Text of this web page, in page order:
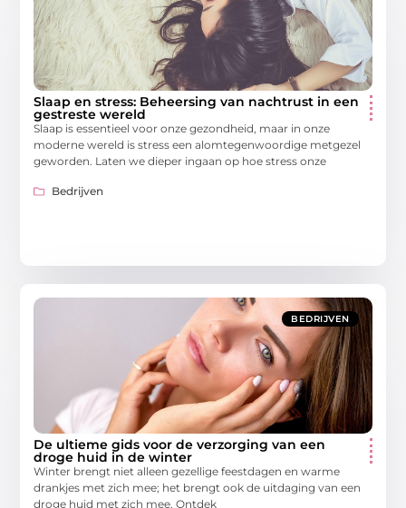
Slaap en stress: Beheersing van nachtrust in een
gestreste wereld
Slaap is essentieel voor onze gezondheid, maar in onze
moderne wereld is stress een alomtegenwoordige metgezel
geworden. Laten we dieper ingaan op hoe stress onze
Bedrijven
BEDRIJVEN
De ultieme gids voor de verzorging van een
droge huid in de winter
Winter brengt niet alleen gezellige feestdagen en warme
drankjes met zich mee; het brengt ook de uitdaging van een
droge huid met zich mee. Ontdek